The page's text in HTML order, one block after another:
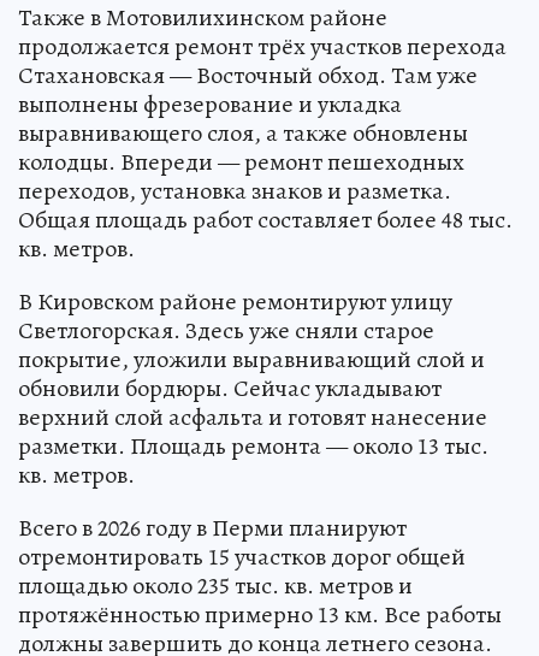
Также в Мотовилихинском районе
продолжается ремонт трёх участков перехода
Стахановская — Восточный обход. Там уже
выполнены фрезерование и укладка
выравнивающего слоя, а также обновлены
колодцы. Впереди — ремонт пешеходных
переходов, установка знаков и разметка.
Общая площадь работ составляет более 48 тыс.
кв. метров.
В Кировском районе ремонтируют улицу
Светлогорская. Здесь уже сняли старое
покрытие, уложили выравнивающий слой и
обновили бордюры. Сейчас укладывают
верхний слой асфальта и готовят нанесение
разметки. Площадь ремонта — около 13 тыс.
кв. метров.
Всего в 2026 году в Перми планируют
отремонтировать 15 участков дорог общей
площадью около 235 тыс. кв. метров и
протяжённостью примерно 13 км. Все работы
должны завершить до конца летнего сезона.